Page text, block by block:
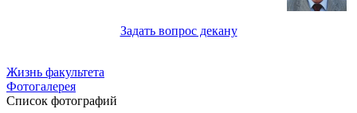
Задать вопрос декану
Жизнь факультета
Фотогалерея
Список фотографий